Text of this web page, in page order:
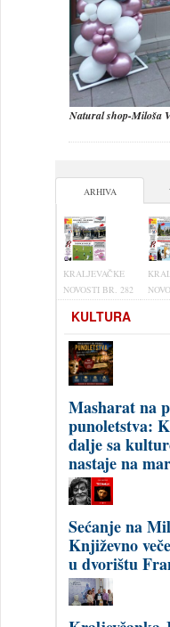
Natural shop-Miloša
ARHIVA
KRALJEVAČKE
NOVOSTI BR. 282
KULTURA
Masharat na
punoletstva:
dalje sa
nastaje na
Sećanje na
Književno
u dvorištu